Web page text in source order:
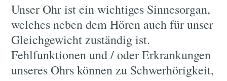
Unser Ohr ist ein wichtiges Sinnesorgan,
welches neben dem Hören auch für unser
Gleichgewicht zuständig ist.
Fehlfunktionen und / oder Erkrankungen
unseres Ohrs können zu Schwerhörigkeit,